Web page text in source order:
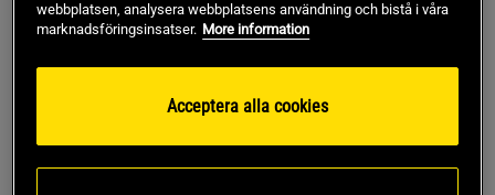
webbplatsen, analysera webbplatsens användning och bistå i våra
marknadsföringsinsatser. More information
Acceptera alla cookies